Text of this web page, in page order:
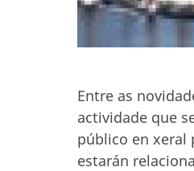
Entre as
actividade que
público en xeral
estarán